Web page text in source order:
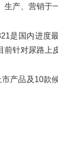
生产、营销于
是国内进度
前针对尿路上
产品及10款